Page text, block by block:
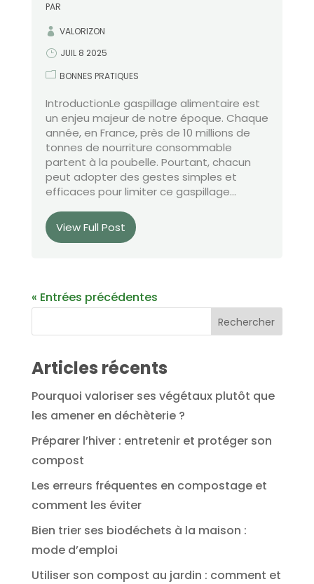
PAR
VALORIZON
JUIL 8 2025
BONNES PRATIQUES
IntroductionLe gaspillage alimentaire est
un enjeu majeur de notre époque. Chaque
année, en France, près de 10 millions de
tonnes de nourriture consommable
partent à la poubelle. Pourtant, chacun
peut adopter des gestes simples et
efficaces pour limiter ce gaspillage...
View Full Post
« Entrées précédentes
Articles récents
Pourquoi valoriser ses végétaux plutôt que
les amener en déchèterie ?
Préparer l’hiver : entretenir et protéger son
compost
Les erreurs fréquentes en compostage et
comment les éviter
Bien trier ses biodéchets à la maison :
mode d’emploi
Utiliser son compost au jardin : comment et